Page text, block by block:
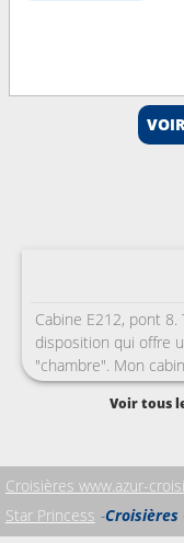
Cabine E212, pont
disposition qui offre
"chambre". Mon
Restauration, en
Voir tous
Croisières www.azur-
Star Princess Croisières